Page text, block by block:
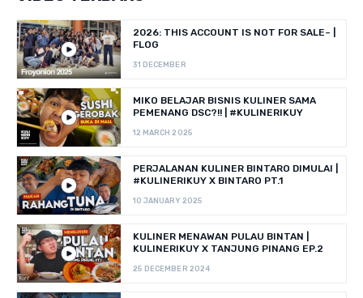
2026: THIS ACCOUNT IS NOT FOR SALE~ |
FLOG
31 DECEMBER
MIKO BELAJAR BISNIS KULINER SAMA
PEMENANG DSC?!! | #KULINERIKUY
12 MARCH 2025
PERJALANAN KULINER BINTARO DIMULAI |
#KULINERIKUY X BINTARO PT.1
10 JANUARY 2025
KULINER MENAWAN PULAU BINTAN |
KULINERIKUY X TANJUNG PINANG EP.2
25 DECEMBER 2024